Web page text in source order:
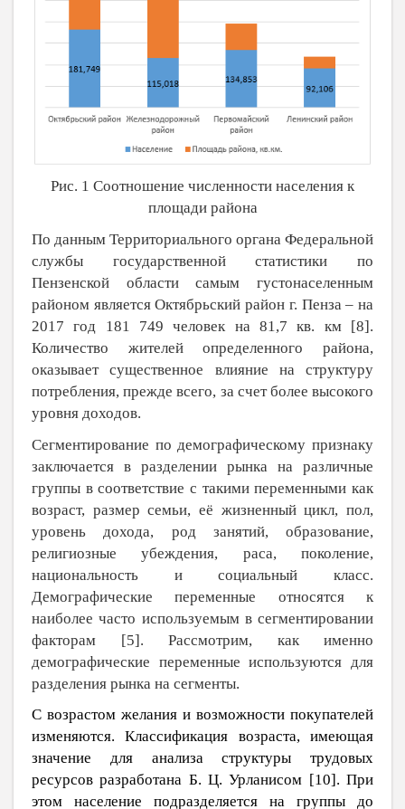
Рис. 1 Соотношение численности населения к
площади района
По данным Территориального органа Федеральной
службы государственной статистики по
Пензенской области самым густонаселенным
районом является Октябрьский район г. Пенза – на
2017 год 181 749 человек на 81,7 кв. км [8].
Количество жителей определенного района,
оказывает существенное влияние на структуру
потребления, прежде всего, за счет более высокого
уровня доходов.
Сегментирование по демографическому признаку
заключается в разделении рынка на различные
группы в соответствие с такими переменными как
возраст, размер семьи, её жизненный цикл, пол,
уровень дохода, род занятий, образование,
религиозные убеждения, раса, поколение,
национальность и социальный класс.
Демографические переменные относятся к
наиболее часто используемым в сегментировании
факторам [5]. Рассмотрим, как именно
демографические переменные используются для
разделения рынка на сегменты.
С возрастом желания и возможности покупателей
изменяются. Классификация возраста, имеющая
значение для анализа структуры трудовых
ресурсов разработана Б. Ц. Урланисом [10]. При
этом население подразделяется на группы до